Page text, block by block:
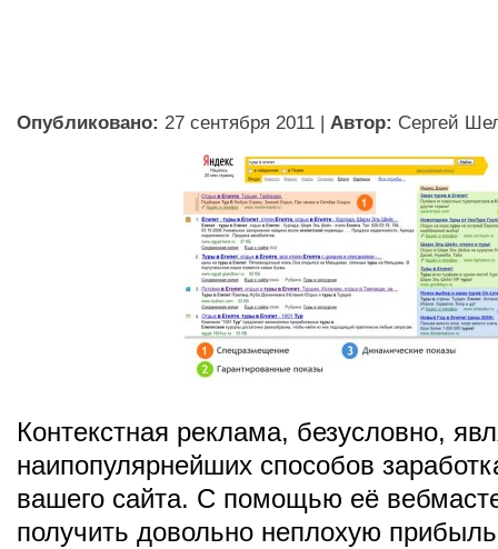
Опубликовано: 27 сентября 2011 | Автор: Сергей
Контекстная реклама, безусловно,
наипопулярнейших способов
вашего сайта. С помощью её
получить довольно неплохую